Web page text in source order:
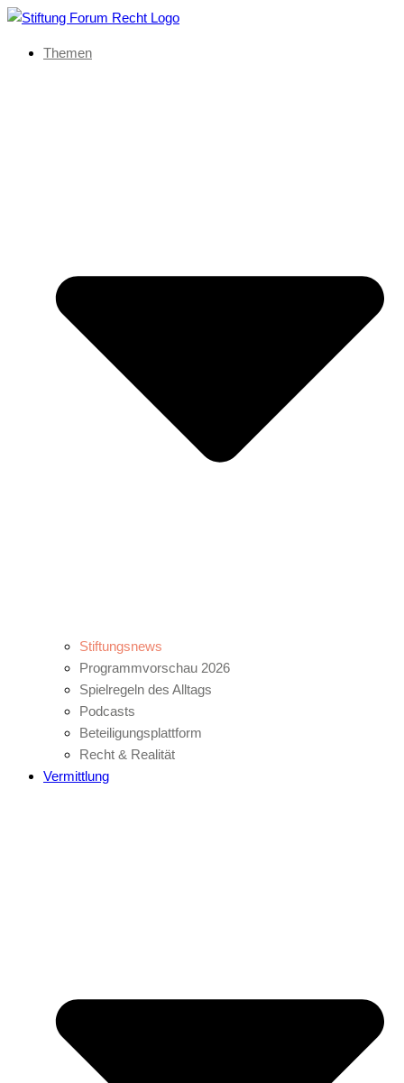
Themen
Stiftungsnews
Programmvorschau 2026
Spielregeln des Alltags
Podcasts
Beteiligungsplattform
Recht & Realität
Vermittlung